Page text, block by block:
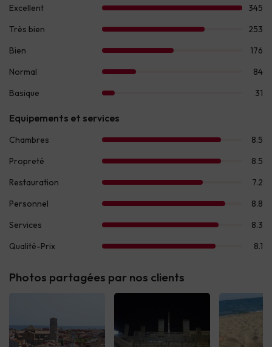
Photos partagées par nos clients